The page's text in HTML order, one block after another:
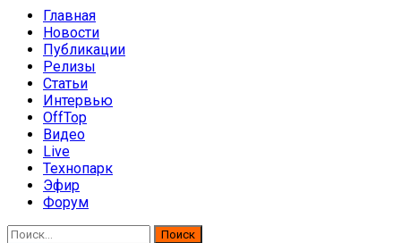
Главная
Новости
Публикации
Релизы
Статьи
Интервью
OffTop
Видео
Live
Технопарк
Эфир
Форум
Найти: